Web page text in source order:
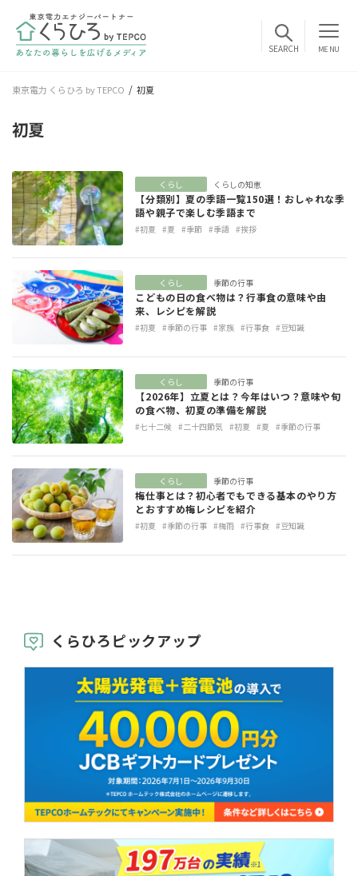
MENU
東京電力 くらひろ by TEPCO 初夏
初夏
くらし くらしの知恵
【分類別】夏の季語一覧150選！おしゃれな季
語や親子で楽しむ季語まで
#初夏 #夏 #季節 #季語 #挨拶
くらし 季節の行事
こどもの日の食べ物は？行事食の意味や由
来、レシピを解説
#初夏 #季節の行事 #家族 #行事食 #豆知識
くらし 季節の行事
【2026年】立夏とは？今年はいつ？意味や旬
の食べ物、初夏の準備を解説
#七十二候 #二十四節気 #初夏 #夏 #季節の行事
くらし 季節の行事
梅仕事とは？初心者でもできる基本のやり方
とおすすめ梅レシピを紹介
#初夏 #季節の行事 #梅雨 #行事食 #豆知識
くらひろピックアップ